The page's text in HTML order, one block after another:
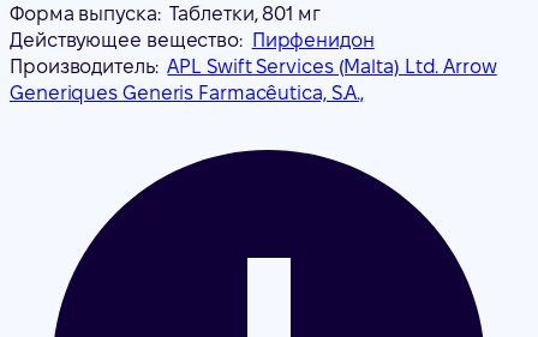
Форма выпуска: Таблетки, 801 мг
Действующее вещество: Пирфенидон
Производитель: APL Swift Services (Malta) Ltd. Arrow
Generiques Generis Farmacêutica, S.A.,